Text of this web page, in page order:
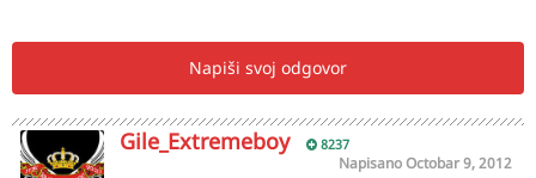
Napiši svoj odgovor
Gile_Extremeboy 8237
NapisanoOctobar 9, 2012